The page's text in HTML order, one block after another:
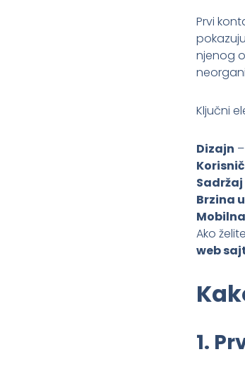
Prvi
njenog
Ključni
Dizajn
Sadržaj
Brzina
Ako
web
1.